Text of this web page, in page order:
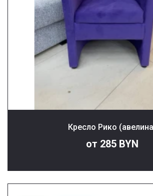
Кресло Рико
от 285 BYN